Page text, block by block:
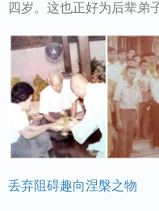
四岁。这也正好为后辈弟
丢弃阻碍趣向涅槃之物